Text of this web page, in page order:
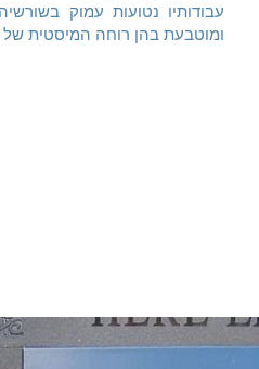
עבודותיו נטועות עמוק
ומוטבעת בהן רוחה המיסטית